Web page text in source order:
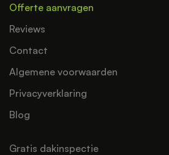
Offerte aanvragen
Reviews
Contact
Algemene voorwaarden
Privacyverklaring
Blog
Gratis dakinspectie